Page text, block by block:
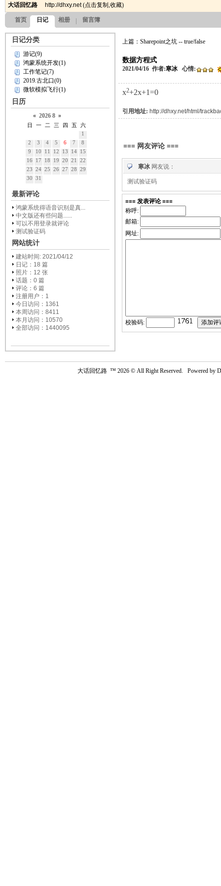
大话回忆路 http://dhxy.net(点击复制 ,收藏)
首页 日记 相册 留言簿
日记分类
游记(9)
鸿蒙系统开发(1)
工作笔记(7)
2019.古北口(0)
微软模拟飞行(1)
日历
« 2026 8 »
日 一 二 三 四 五
六
1
2
3 4 5 6 7
8
9
10 11 12 13 14
15
16
17 18 19 20 21
22
23
24 25 26 27 28
29
30
31
最新评论
鸿蒙系统得语音识别是真...
中文版还有些问题......
可以不用登录就评论
测试验证码
网站统计
建站时间: 2021/04/12
日记：18 篇
照片：12 张
话题：0 篇
评论：6 篇
注册用户： 1
今日访问：1361
本周访问：8411
本月访问：10570
全部访问：1440095
上篇：Sharepoint之坑 -- true/false
数据方程式
2021/04/16 作者:寒冰心情:
x2+2x+1=0
引用地址: http://dhxy.net/html/
≡≡≡ 网友评论 ≡≡≡
寒冰 网友说：
测试验证码
≡≡≡ 发表评论 ≡≡≡
称呼:
邮箱:
网址:
校验码:
大话回忆路™ 2026 © All Right Reserved. Powered by